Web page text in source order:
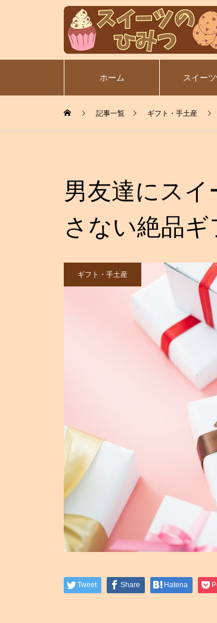
ホーム スイー
記事一覧 ギフト・手土産
男友達にス
さない絶品ギ
ギフト・手土産
Tweet Share Hatena